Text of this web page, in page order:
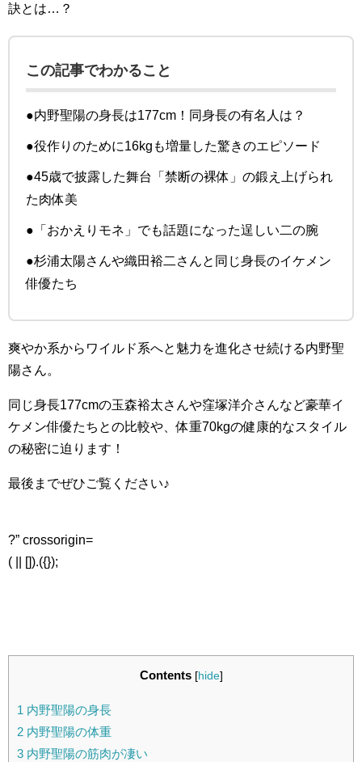
訣とは…？
この記事でわかること
●内野聖陽の身長は177cm！同身長の有名人は？
●役作りのために16kgも増量した驚きのエピソード
●45歳で披露した舞台「禁断の裸体」の鍛え上げられ
た肉体美
●「おかえりモネ」でも話題になった逞しい二の腕
●杉浦太陽さんや織田裕二さんと同じ身長のイケメン
俳優たち
爽やか系からワイルド系へと魅力を進化させ続ける内野聖
陽さん。
同じ身長177cmの玉森裕太さんや窪塚洋介さんなど豪華イ
ケメン俳優たちとの比較や、体重70kgの健康的なスタイル
の秘密に迫ります！
最後までぜひご覧ください♪
?” crossorigin=
( || []).({});
Contents [hide]
1 内野聖陽の身長
2 内野聖陽の体重
3 内野聖陽の筋肉が凄い